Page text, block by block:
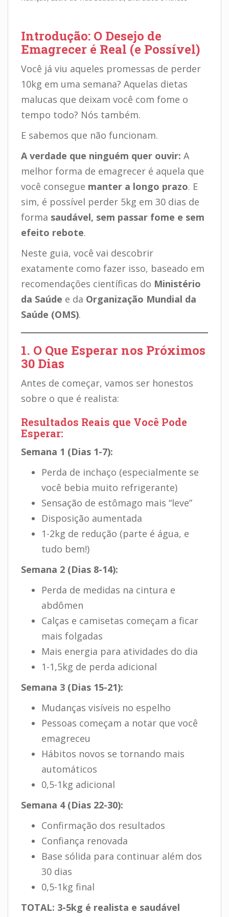
Introdução: O Desejo de
Emagrecer é Real (e Possível)
Você já viu aqueles promessas de perder
10kg em uma semana? Aquelas dietas
malucas que deixam você com fome o
tempo todo? Nós também.
E sabemos que não funcionam.
A verdade que ninguém quer ouvir: A
melhor forma de emagrecer é aquela que
você consegue manter a longo prazo. E
sim, é possível perder 5kg em 30 dias de
forma saudável, sem passar fome e sem
efeito rebote.
Neste guia, você vai descobrir
exatamente como fazer isso, baseado em
recomendações científicas do Ministério
da Saúde e da Organização Mundial da
Saúde (OMS).
1. O Que Esperar nos Próximos
30 Dias
Antes de começar, vamos ser honestos
sobre o que é realista:
Resultados Reais que Você Pode
Esperar:
Semana 1 (Dias 1-7):
Perda de inchaço (especialmente se
você bebia muito refrigerante)
Sensação de estômago mais “leve”
Disposição aumentada
1-2kg de redução (parte é água, e
tudo bem!)
Semana 2 (Dias 8-14):
Perda de medidas na cintura e
abdômen
Calças e camisetas começam a ficar
mais folgadas
Mais energia para atividades do dia
1-1,5kg de perda adicional
Semana 3 (Dias 15-21):
Mudanças visíveis no espelho
Pessoas começam a notar que você
emagreceu
Hábitos novos se tornando mais
automáticos
0,5-1kg adicional
Semana 4 (Dias 22-30):
Confirmação dos resultados
Confiança renovada
Base sólida para continuar além dos
30 dias
0,5-1kg final
TOTAL: 3-5kg é realista e saudável